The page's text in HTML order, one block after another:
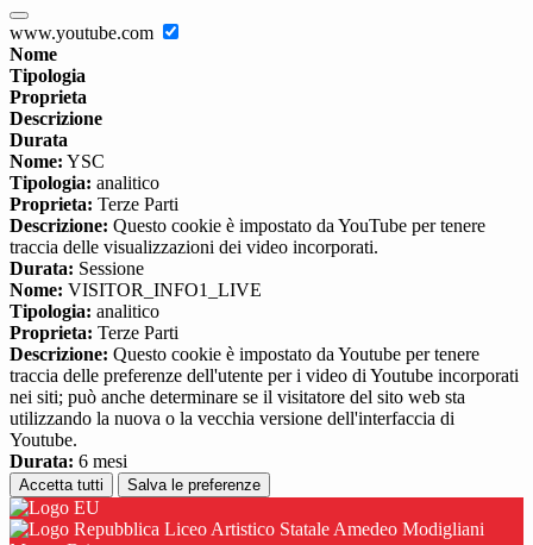
www.youtube.com
Nome
Tipologia
Proprieta
Descrizione
Durata
Nome: YSC
Tipologia: analitico
Proprieta: Terze Parti
Descrizione: Questo cookie è impostato da YouTube per tenere
traccia delle visualizzazioni dei video incorporati.
Durata: Sessione
Nome: VISITOR_INFO1_LIVE
Tipologia: analitico
Proprieta: Terze Parti
Descrizione: Questo cookie è impostato da Youtube per tenere
traccia delle preferenze dell'utente per i video di Youtube incorporati
nei siti; può anche determinare se il visitatore del sito web sta
utilizzando la nuova o la vecchia versione dell'interfaccia di
Youtube.
Durata: 6 mesi
Accetta tutti Salva le preferenze
Liceo Artistico Statale Amedeo Modigliani